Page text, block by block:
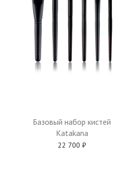
Базовый набор кистей
Katakana
22 700 ₽